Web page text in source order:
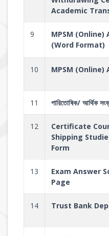
Academic
9
MPSM (Online)
(Word Format)
10 MPSM (Online)
11 পারিতোষিক/ আর্থিক
12
Certificate
Shipping
Form
13
Exam Answer
Page
14 Trust Bank